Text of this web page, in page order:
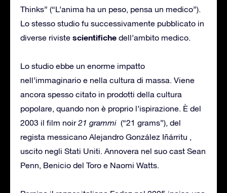
Thinks” (“L’anima ha un peso, pensa un medico”).
Lo stesso studio fu successivamente pubblicato in
diverse riviste scientifiche dell’ambito medico.
Lo studio ebbe un enorme impatto
nell’immaginario e nella cultura di massa. Viene
ancora spesso citato in prodotti della cultura
popolare, quando non è proprio l’ispirazione. È del
2003 il film noir21 grammi (“21 grams”), del
regista messicano Alejandro González Iñárritu ,
uscito negli Stati Uniti. Annovera nel suo cast Sean
Penn, Benicio del Toro e Naomi Watts.